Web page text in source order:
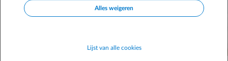
Alles weigeren
Lijst van alle cookies